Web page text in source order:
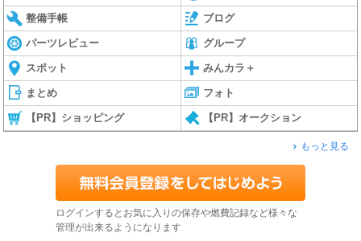
整備手帳 ブログ
パーツレビュー グループ
スポット みんカラ＋
まとめ フォト
【PR】ショッピング 【PR】オークション
もっと見る
ログインするとお気に入りの保存や燃費記録など様々な
管理が出来るようになります